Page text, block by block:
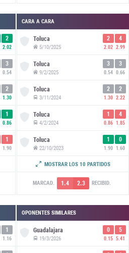
2
2.02
3
0.54
2
1.30
1
0.86
1
1.90
1
1.16
CARA A CARA
Toluca
5/10/2025
2
2.02
4
2.99
Toluca
9/2/2025
3
0.54
3
0.66
Toluca
3/11/2024
2
1.30
2
2.22
Toluca
4/2/2024
1
0.86
4
1.85
Toluca
22/10/2023
1
1.90
0
1.60
Toluca
MOSTRAR LOS 10 PARTIDOS
MARCAD. 1.4 2.3 RECIBID.
OPONENTES SIMILARES
Guadalajara
19/3/2026
0
0.15
5
5.41